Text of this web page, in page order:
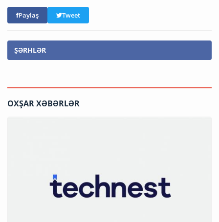
Paylaş Tweet
ŞƏRHLƏR
OXŞAR XƏBƏRLƏR